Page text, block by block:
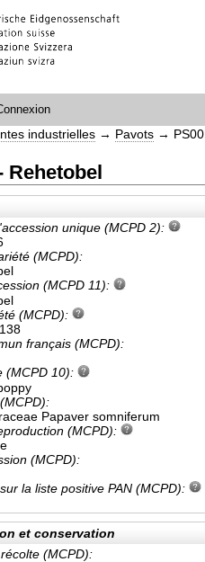
industrielles → Pavots →
Rehetobel
unique (MCPD 2):
(MCPD):
(MCPD 11):
(MCPD):
français (MCPD):
(MCPD 10):
Papaver somniferum
(MCPD):
(MCPD):
la liste positive PAN (MCPD):
et conservation
(MCPD):